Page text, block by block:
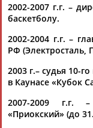
... ...арбитров
ФилипповС., г.
24.03.2026
Сергей Филиппов:
продолжение темы,
...то
Разговор велСергей
Арбитр" ... ...как
выскочек, типа
2002-2007 г.г. –
баскетболу.
2002-2004 г.г. –
РФ (Электросталь,
2003 г.– судья 10-
в Каунасе «Кубок
2007-2009 г.г.
«Приокский» (до